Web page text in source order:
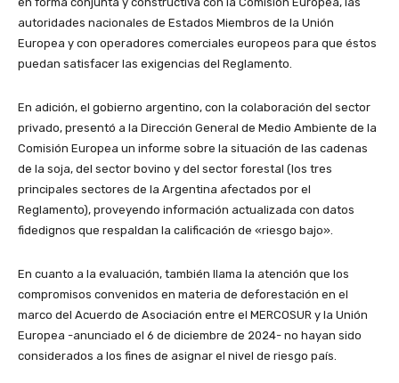
autoridades nacionales de Estados Miembros de la Unión
Europea y con operadores comerciales europeos para que éstos
puedan satisfacer las exigencias del Reglamento.
En adición, el gobierno argentino, con la colaboración del sector
privado, presentó a la Dirección General de Medio Ambiente de la
Comisión Europea un informe sobre la situación de las cadenas
de la soja, del sector bovino y del sector forestal (los tres
principales sectores de la Argentina afectados por el
Reglamento), proveyendo información actualizada con datos
fidedignos que respaldan la calificación de «riesgo bajo».
En cuanto a la evaluación, también llama la atención que los
compromisos convenidos en materia de deforestación en el
marco del Acuerdo de Asociación entre el MERCOSUR y la Unión
Europea -anunciado el 6 de diciembre de 2024- no hayan sido
considerados a los fines de asignar el nivel de riesgo país.